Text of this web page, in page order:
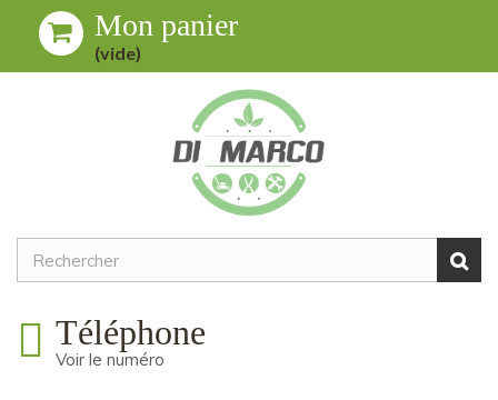
Mon panier
(vide)
Téléphone
Voir le numéro